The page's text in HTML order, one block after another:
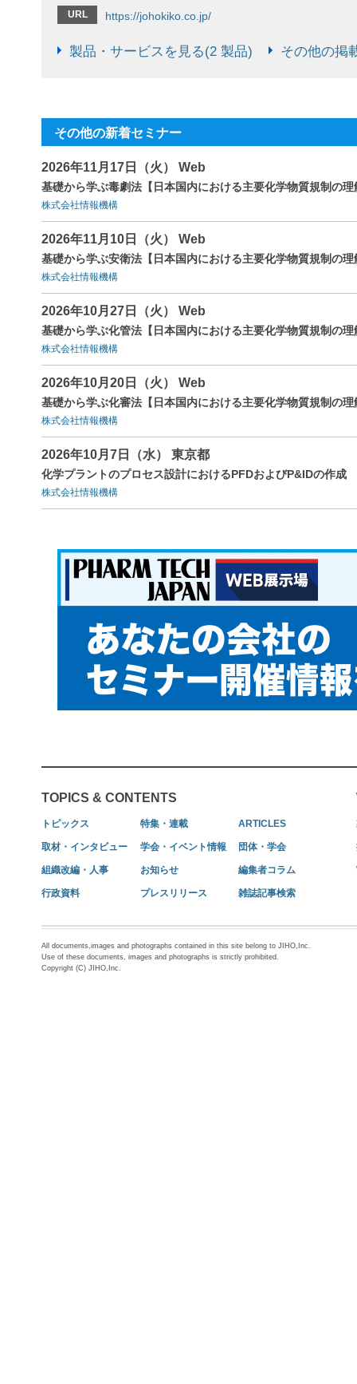
URL https://johokiko.co.jp/
製品・サービスを見る(2 製品) その他の掲
その他の新着セミナー
2026年11月17日（火） Web
基礎から学ぶ毒劇法【日本国内における主要化学物質規制の
株式会社情報機構
2026年11月10日（火） Web
基礎から学ぶ安衛法【日本国内における主要化学物質規制の
株式会社情報機構
2026年10月27日（火） Web
基礎から学ぶ化管法【日本国内における主要化学物質規制の
株式会社情報機構
2026年10月20日（火） Web
基礎から学ぶ化審法【日本国内における主要化学物質規制の
株式会社情報機構
2026年10月7日（水） 東京都
化学プラントのプロセス設計におけるPFDおよびP&IDの作成
株式会社情報機構
TOPICS & CONTENTS
トピックス 特集・連載 ARTICLES
取材・インタビュー 学会・イベント情報 団体・学会
組織改編・人事 お知らせ 編集者コラム
行政資料 プレスリリース 雑誌記事検索
All documents,images and photographs contained in this site belong to JIHO,Inc.
Use of these documents, images and photographs is strictly prohibited.
Copyright (C) JIHO,Inc.